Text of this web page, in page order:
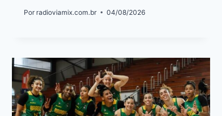
Por radioviamix.com.br 04/08/2026